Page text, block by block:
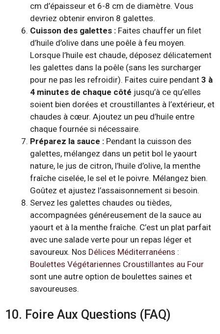
cm d’épaisseur et 6-8 cm de diamètre. Vous
devriez obtenir environ 8 galettes.
Cuisson des galettes : Faites chauffer un filet
d’huile d’olive dans une poêle à feu moyen.
Lorsque l’huile est chaude, déposez délicatement
les galettes dans la poêle (sans les surcharger
pour ne pas les refroidir). Faites cuire pendant 3 à
4 minutes de chaque côté jusqu’à ce qu’elles
soient bien dorées et croustillantes à l’extérieur, et
chaudes à cœur. Ajoutez un peu d’huile entre
chaque fournée si nécessaire.
Préparez la sauce : Pendant la cuisson des
galettes, mélangez dans un petit bol le yaourt
nature, le jus de citron, l’huile d’olive, la menthe
fraîche ciselée, le sel et le poivre. Mélangez bien.
Goûtez et ajustez l’assaisonnement si besoin.
Servez les galettes chaudes ou tièdes,
accompagnées généreusement de la sauce au
yaourt et à la menthe fraîche. C’est un plat parfait
avec une salade verte pour un repas léger et
savoureux. Nos Délices Méditerranéens :
Boulettes Végétariennes Croustillantes au Four
sont une autre option de boulettes saines et
savoureuses.
10. Foire Aux Questions (FAQ)